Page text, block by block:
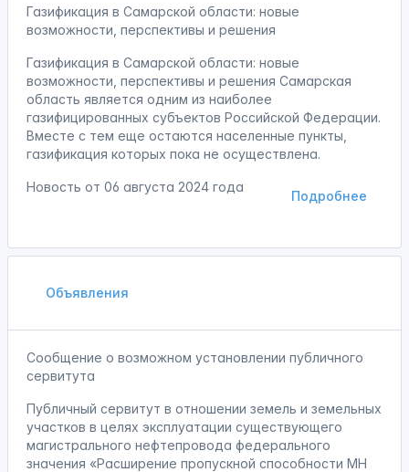
Газификация в Самарской области: новые
возможности, перспективы и решения
Газификация в Самарской области: новые
возможности, перспективы и решения Самарская
область является одним из наиболее
газифицированных субъектов Российской Федерации.
Вместе с тем еще остаются населенные пункты,
газификация которых пока не осуществлена.
Подробнее
Новость от 06 августа 2024 года
Объявления
Сообщение о возможном установлении публичного
сервитута
Публичный сервитут в отношении земель и земельных
участков в целях эксплуатации существующего
магистрального нефтепровода федерального
значения «Расширение пропускной способности МН